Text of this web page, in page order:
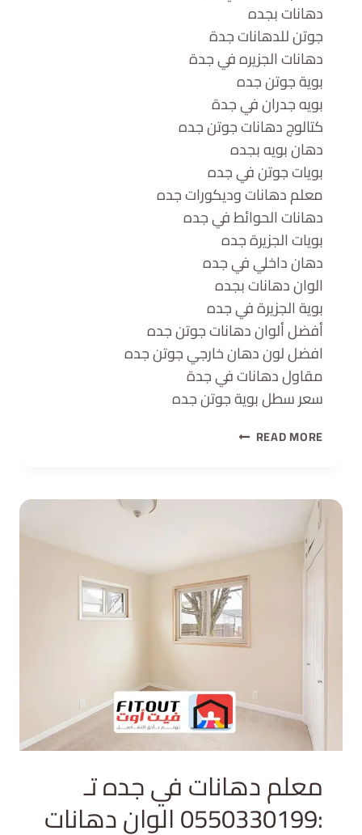
دهانات بجده
جوتن للدهانات جدة
دهانات الجزيره في جدة
بوية جوتن جده
بويه جدران في جدة
كتالوج دهانات جوتن جده
دهان بويه بجده
بويات جوتن في جده
معلم دهانات وديكورات جده
دهانات الحوائط في جده
بويات الجزيرة جده
دهان داخلي في جده
الوان دهانات بجده
بوية الجزيرة في جده
أفضل ألوان دهانات جوتن جده
افضل لون دهان خارجي جوتن جده
مقاول دهانات في جدة
سعر سطل بوية جوتن جده
READ MORE
معلم دهانات في جده تـ
:0550330199 الوان دهانات